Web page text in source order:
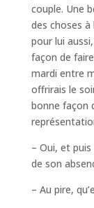
couple. Une
des choses à
pour lui
façon de
mardi entre
offrirais le
bonne façon
– Oui, et puis
de son
– Au pire,